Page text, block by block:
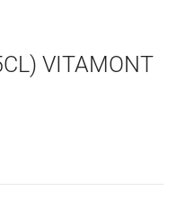
VITAMONT